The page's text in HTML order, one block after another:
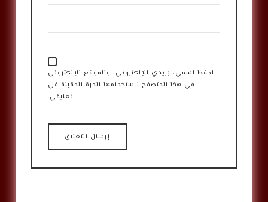
احفظ اسمي، بريدي الإلكتروني، والموقع الإلكتروني
في هذا المتصفح لاستخدامها المرة المقبلة في
تعليقي.